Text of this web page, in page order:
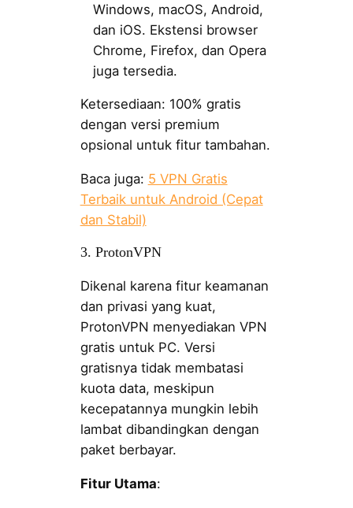
Windows, macOS, Android,
dan iOS. Ekstensi browser
Chrome, Firefox, dan Opera
juga tersedia.
Ketersediaan: 100% gratis
dengan versi premium
opsional untuk fitur tambahan.
Baca juga: 5 VPN Gratis
Terbaik untuk Android (Cepat
dan Stabil)
3. ProtonVPN
Dikenal karena fitur keamanan
dan privasi yang kuat,
ProtonVPN menyediakan VPN
gratis untuk PC. Versi
gratisnya tidak membatasi
kuota data, meskipun
kecepatannya mungkin lebih
lambat dibandingkan dengan
paket berbayar.
Fitur Utama: